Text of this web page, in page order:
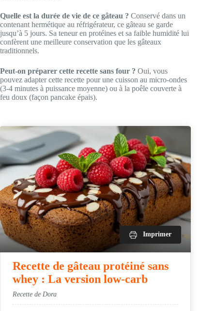
Quelle est la durée de vie de ce gâteau ? Conservé dans un
contenant hermétique au réfrigérateur, ce gâteau se garde
jusqu’à 5 jours. Sa teneur en protéines et sa faible humidité lui
confèrent une meilleure conservation que les gâteaux
traditionnels.
Peut-on préparer cette recette sans four ? Oui, vous
pouvez adapter cette recette pour une cuisson au micro-ondes
(3-4 minutes à puissance moyenne) ou à la poêle couverte à
feu doux (façon pancake épais).
Imprimer
Recette de gâteau protéiné sans
whey : La version low-carb
Recette de Dora